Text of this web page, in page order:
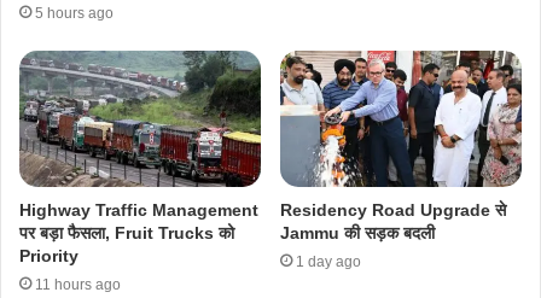
5 hours ago
Highway Traffic Management
पर बड़ा फैसला, Fruit Trucks को
Priority
11 hours ago
Residency Road Upgrade से
Jammu की सड़क बदली
1 day ago